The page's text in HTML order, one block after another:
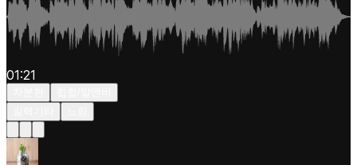
01:21